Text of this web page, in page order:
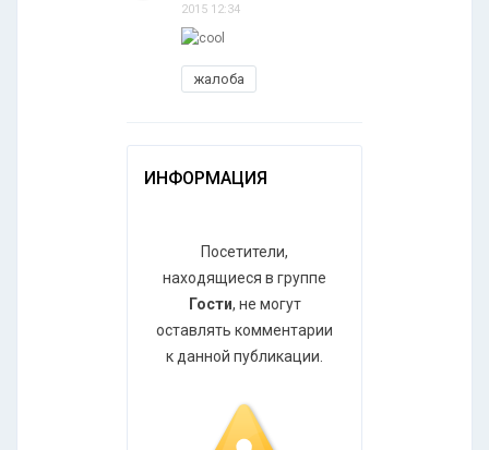
2015 12:34
жалоба
ИНФОРМАЦИЯ
Посетители,
находящиеся в группе
Гости, не могут
оставлять комментарии
к данной публикации.